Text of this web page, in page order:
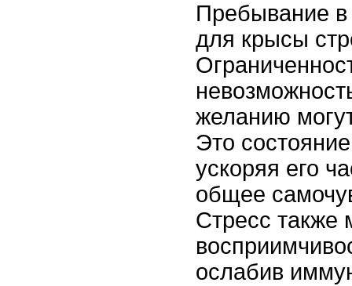
Пребывание
для крысы
желанию
Это
ускоряя его
общее
Стресс также
ослабив